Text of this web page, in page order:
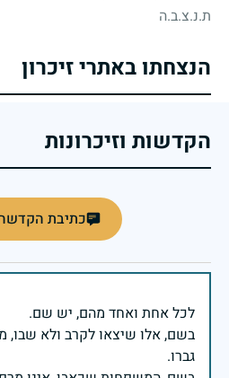
ת.נ.צ.ב.ה
הנצחתו באתרי זיכרון
הקדשות וזיכרונות
כתיבת
בשם, אלו שיצאו לקרב ולא שבו,